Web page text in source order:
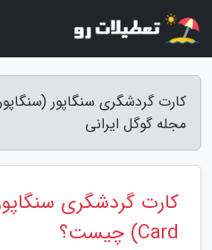
مجله گوگل ایرانی
Card) چیست؟